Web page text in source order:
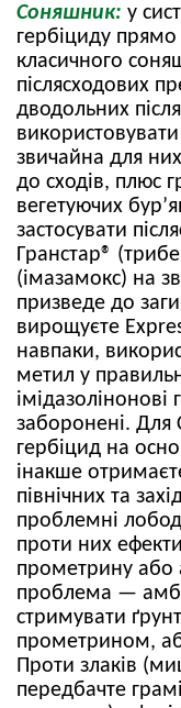
Соняшник: у
гербіциду прямо
класичного
післясходових
дводольних
звичайна для
до сходів, плюс
вегетуючих
застосувати
Гранстар®
(імазамокс) на
призведе до
вирощуєте
навпаки,
метил у
імідазолінонові
заборонені. Для
гербіцид на
інакше
північних та
проблемні
проти них
прометрину або
проблема —
стримувати
прометрином,
Проти злаків
передбачте